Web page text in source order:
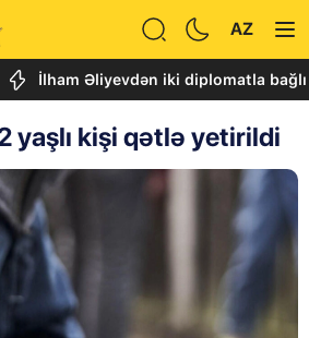
AZ
Əliyevdən iki diplomatla bağlı
yaşlı kişi qətlə yetirildi